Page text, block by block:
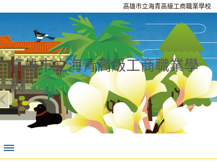
高雄市立海青高級工商職業學校
高雄市立海青高級工商職業學
校